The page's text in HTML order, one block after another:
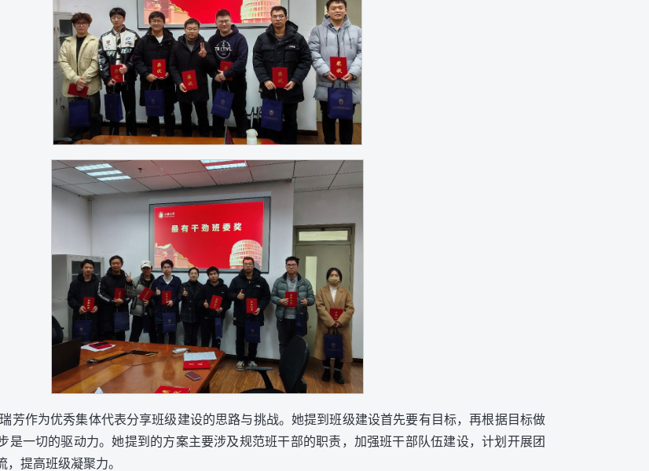
芳作为优秀集体代表分享班级建设的思路与挑战。她提到班级建设首先要有目标，再根据目标做
是一切的驱动力。她提到的方案主要涉及规范班干部的职责，加强班干部队伍建设，计划开展团
提高班级凝聚力。